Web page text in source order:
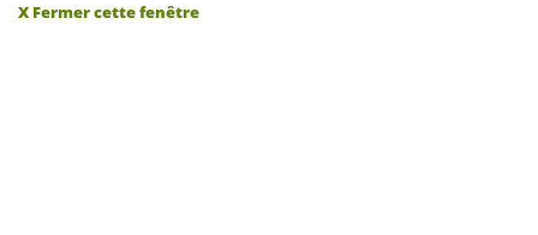
X Fermer cette fenêtre